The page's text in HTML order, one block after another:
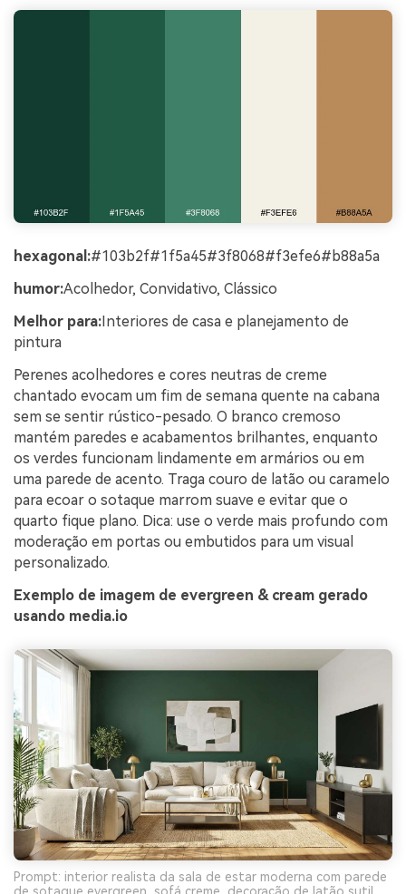
hexagonal:#103b2f#1f5a45#3f8068#f3efe6#b88a5a
humor:Acolhedor, Convidativo, Clássico
Melhor para:Interiores de casa e planejamento de
pintura
Perenes acolhedores e cores neutras de creme
chantado evocam um fim de semana quente na cabana
sem se sentir rústico-pesado. O branco cremoso
mantém paredes e acabamentos brilhantes, enquanto
os verdes funcionam lindamente em armários ou em
uma parede de acento. Traga couro de latão ou caramelo
para ecoar o sotaque marrom suave e evitar que o
quarto fique plano. Dica: use o verde mais profundo com
moderação em portas ou embutidos para um visual
personalizado.
Exemplo de imagem de evergreen & cream gerado
usando media.io
Prompt: interior realista da sala de estar moderna com parede